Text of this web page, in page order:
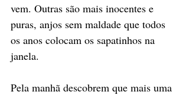
vem. Outras são mais inocentes e
puras, anjos sem maldade que todos
os anos colocam os sapatinhos na
janela.
Pela manhã descobrem que mais uma